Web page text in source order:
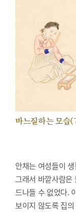
바느질하는 모습(
안채는 여성들이
그래서 바깥사람
드나들 수 없었다.
보이지 않도록 집